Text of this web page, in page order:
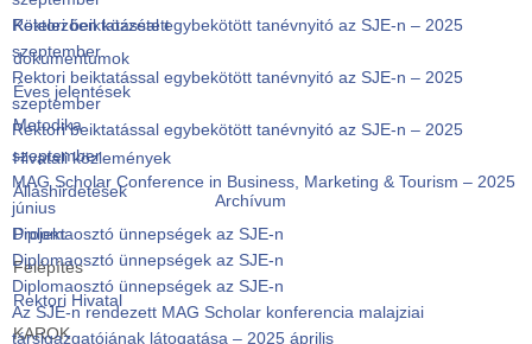
Kötelezően közzétett
dokumentumok
Éves jelentések
Metodika
Hivatali közlemények
Álláshirdetések
Archívum
Projekt
Felépítés
Rektori Hivatal
KAROK
Rektori beiktatással egybekötött tanévnyitó az SJE-n – 2025
szeptember
Rektori beiktatással egybekötött tanévnyitó az SJE-n – 2025
szeptember
Rektori beiktatással egybekötött tanévnyitó az SJE-n – 2025
szeptember
MAG Scholar Conference in Business, Marketing & Tourism – 2025
június
Diplomaosztó ünnepségek az SJE-n
Diplomaosztó ünnepségek az SJE-n
Diplomaosztó ünnepségek az SJE-n
Az SJE-n rendezett MAG Scholar konferencia malajziai
társigazgatójának látogatása – 2025 április